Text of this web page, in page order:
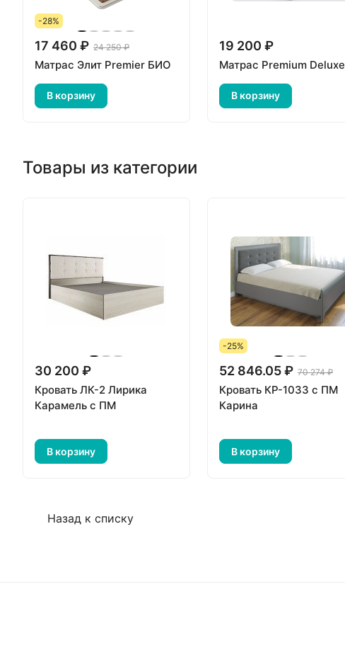
-28%
17 460 ₽ 24 250 ₽
Матрас Элит Premier БИО
В корзину
19 200 ₽
Матрас Premium Deluxe
В корзину
Товары из категории
30 200 ₽
Кровать ЛК-2 Лирика
Карамель с ПМ
В корзину
-25%
52 846.05 ₽ 70 274 ₽
Кровать КР-1033 с ПМ
Карина
В корзину
Назад к списку